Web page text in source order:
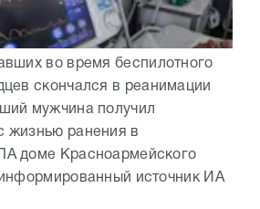
во время беспилотного
скончался в реанимации
мужчина получил
жизнью ранения в
доме Красноармейского
источник ИА